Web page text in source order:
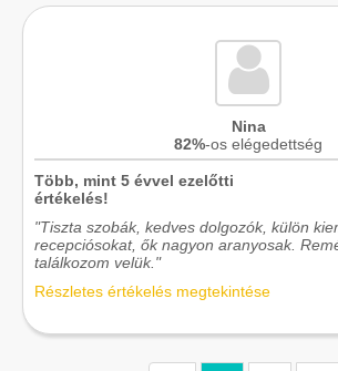
Nina
82%-os elégedettség
Több, mint 5 évvel ezelőtti
értékelés!
"Tiszta szobák, kedves dolgozók, külön
recepciósokat, ők nagyon aranyosak.
találkozom velük."
Részletes értékelés megtekintése